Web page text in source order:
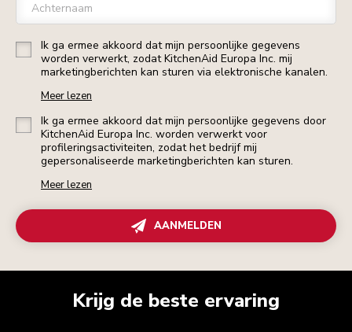
Achternaam
Ik ga ermee akkoord dat mijn persoonlijke gegevens
worden verwerkt, zodat KitchenAid Europa Inc. mij
marketingberichten kan sturen via elektronische kanalen.
Meer lezen
Ik ga ermee akkoord dat mijn persoonlijke gegevens door
KitchenAid Europa Inc. worden verwerkt voor
profileringsactiviteiten, zodat het bedrijf mij
gepersonaliseerde marketingberichten kan sturen.
Meer lezen
AANMELDEN
Krijg de beste ervaring